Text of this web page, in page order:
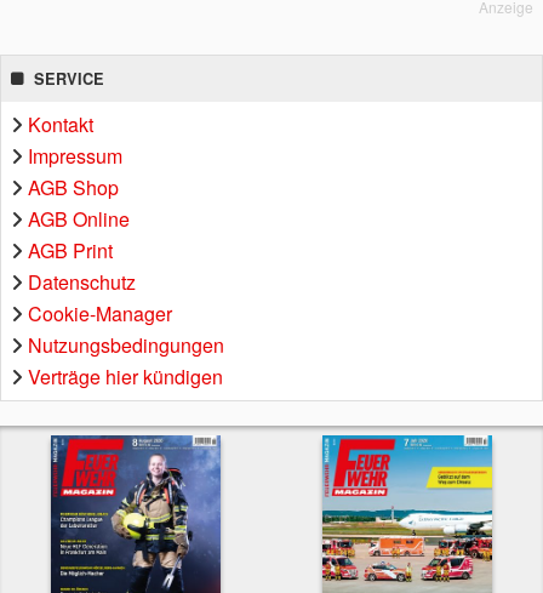
Anzeige
SERVICE
Kontakt
Impressum
AGB Shop
AGB Online
AGB Print
Datenschutz
Cookie-Manager
Nutzungsbedingungen
Verträge hier kündigen